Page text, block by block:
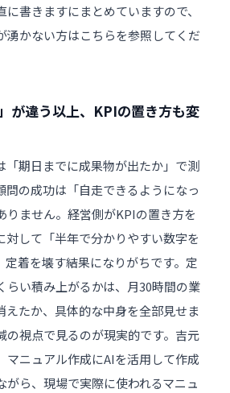
に書きますにまとめていますので、
湧かない方はこちらを参照してくだ
が違う以上、KPIの置き方も変
「期日までに成果物が出たか」で測
問の成功は「自走できるようになっ
りません。経営側がKPIの置き方を
対して「半年で分かりやすい数字を
定着を壊す結果になりがちです。定
い積み上がるかは、 月30時間の業
えたか、具体的な中身を全部見せま
の視点で見るのが現実的です。吉元
マニュアル作成にAIを活用して作成
がら、現場で実際に使われるマニュ